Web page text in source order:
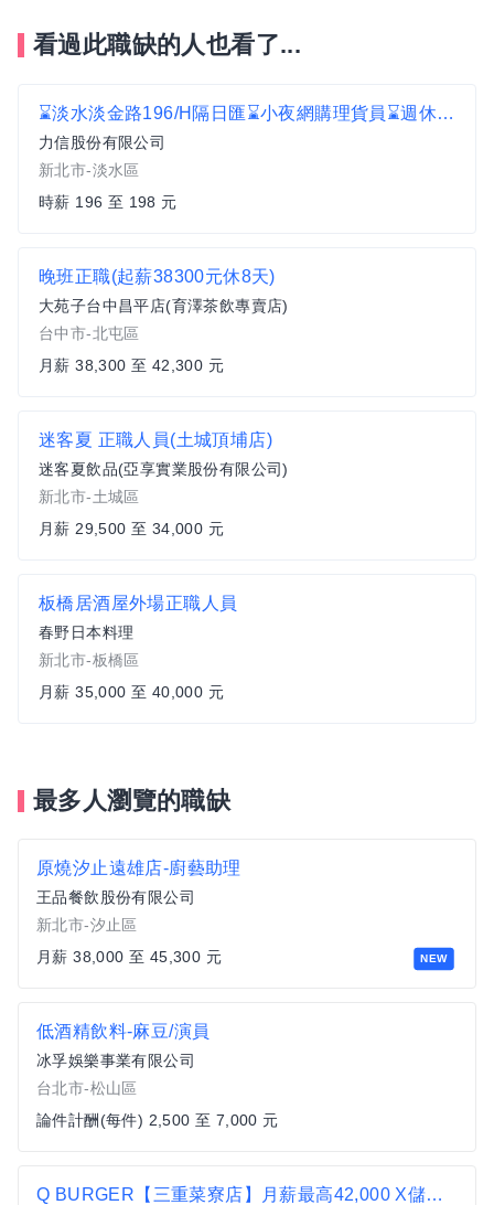
看過此職缺的人也看了...
⌛淡水淡金路196/H隔日匯⌛小夜網購理貨員⌛週休二日 C2
力信股份有限公司
新北市-淡水區
時薪 196 至 198 元
晚班正職(起薪38300元休8天)
大苑子台中昌平店(育澤茶飲專賣店)
台中市-北屯區
月薪 38,300 至 42,300 元
迷客夏 正職人員(土城頂埔店)
迷客夏飲品(亞享實業股份有限公司)
新北市-土城區
月薪 29,500 至 34,000 元
板橋居酒屋外場正職人員
春野日本料理
新北市-板橋區
月薪 35,000 至 40,000 元
最多人瀏覽的職缺
NEW
原燒汐止遠雄店-廚藝助理
王品餐飲股份有限公司
新北市-汐止區
月薪 38,000 至 45,300 元
低酒精飲料-麻豆/演員
冰孚娛樂事業有限公司
台北市-松山區
論件計酬(每件) 2,500 至 7,000 元
Q BURGER【三重菜寮店】月薪最高42,000 X儲備幹部一頭班X 歡迎轉職、新鮮人加入